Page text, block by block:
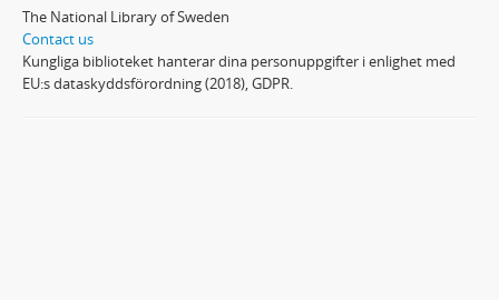
The National Library of Sweden
Contact us
Kungliga biblioteket hanterar dina personuppgifter i enlighet med
EU:s dataskyddsförordning (2018), GDPR.